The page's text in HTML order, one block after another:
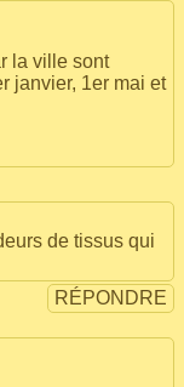
la ville sont
janvier, 1er mai et
de tissus qui
RÉPONDRE